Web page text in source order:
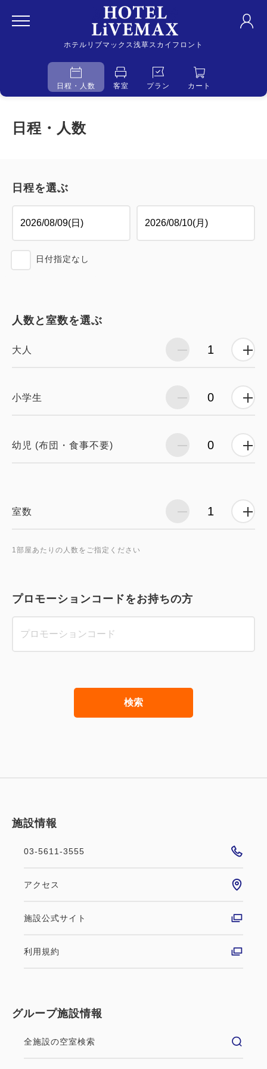
ホテルリブマックス浅草スカイフロント
日程・人数 客室 プラン カート
日程・人数
日程を選ぶ
日付指定なし
人数と室数を選ぶ
大人
小学生
幼児 (布団・食事不要)
室数
1部屋あたりの人数をご指定ください
プロモーションコードをお持ちの方
検索
施設情報
03-5611-3555
アクセス
施設公式サイト
利用規約
グループ施設情報
全施設の空室検索